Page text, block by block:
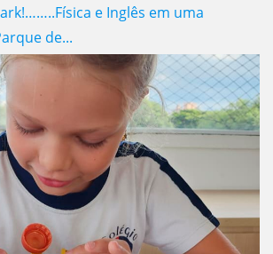
e Inglês em uma
de...